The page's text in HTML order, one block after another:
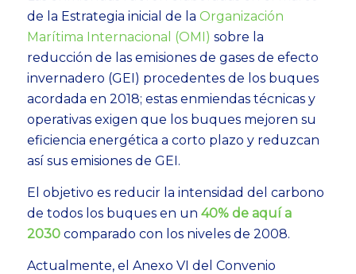
de la Estrategia inicial de la Organización
Marítima Internacional (OMI) sobre la
reducción de las emisiones de gases de efecto
invernadero (GEI) procedentes de los buques
acordada en 2018; estas enmiendas técnicas y
operativas exigen que los buques mejoren su
eficiencia energética a corto plazo y reduzcan
así sus emisiones de GEI.
El objetivo es reducir la intensidad del carbono
de todos los buques en un 40% de aquí a
2030comparado con los niveles de 2008.
Actualmente, el Anexo VI del Convenio